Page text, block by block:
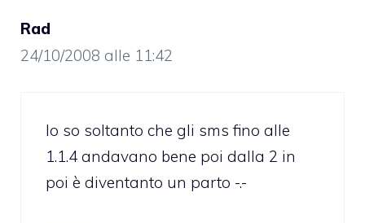
Rad
24/10/2008 alle 11:42
Io so soltanto che gli sms fino alle
1.1.4 andavano bene poi dalla 2 in
poi è diventanto un parto -.-